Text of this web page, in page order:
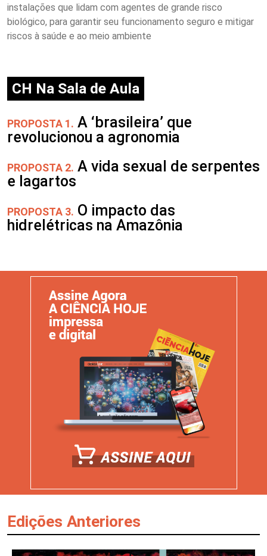
instalações que lidam com agentes de grande risco
biológico, para garantir seu funcionamento seguro e mitigar
riscos à saúde e ao meio ambiente
CH Na Sala de Aula
PROPOSTA 1. A ‘brasileira’ que
revolucionou a agronomia
PROPOSTA 2. A vida sexual de serpentes
e lagartos
PROPOSTA 3. O impacto das
hidrelétricas na Amazônia
Edições Anteriores